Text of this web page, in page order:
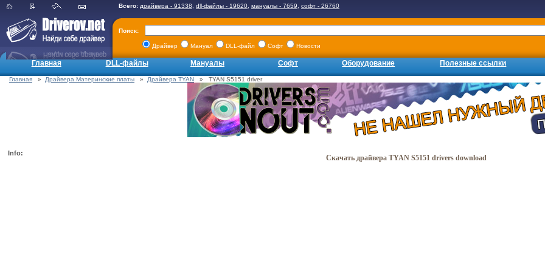
Всего: драйвера - 91338 dll-файлы - 19620 мануалы - 7659 софт - 26760
Поиск:
Драйвер Мануал DLL-файл Софт Новости
Главная DLL-файлы Мануалы Софт Оборудование Полезные ссылки
Главная » Драйвера Материнские платы » Драйвера TYAN » TYAN S5151 driver
Info:
Скачать драйвера TYAN S5151 drivers download